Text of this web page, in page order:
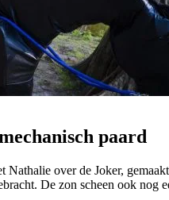
paard
Nathalie over de Joker,
De zon scheen ook nog